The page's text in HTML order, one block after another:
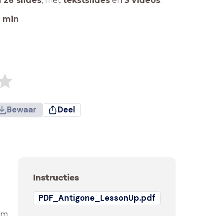
min
Bewaar Deel
Instructies
PDF_Antigone_LessonUp.pdf